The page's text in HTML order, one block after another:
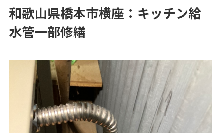
和歌山県橋本市横座：キッチン給
水管一部修繕